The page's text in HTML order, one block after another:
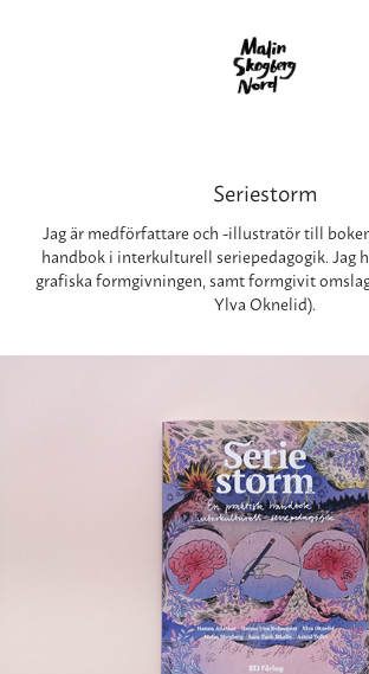
Seriestorm
Jag är medförfattare och -illustratör till
handbok i interkulturell seriepedagogik. Jag
grafiska formgivningen, samt formgivit
Ylva Oknelid).